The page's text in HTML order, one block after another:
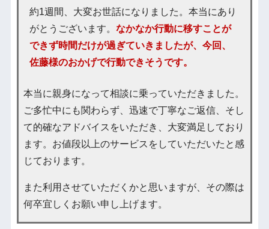
約1週間、大変お世話になりました。本当にあり
がとうございます。 なかなか行動に移すことが
できず時間だけが過ぎていきましたが、今回、
佐藤様のおかげで行動できそうです。
本当に親身になって相談に乗っていただきました。
ご多忙中にも関わらず、迅速で丁寧なご返信、そし
て的確なアドバイスをいただき、大変満足しており
ます。お値段以上のサービスをしていただいたと感
じております。
また利用させていただくかと思いますが、その際は
何卒宜しくお願い申し上げます。